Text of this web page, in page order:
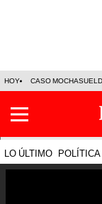
HOY CASO
LO ÚLTIMO POLÍTICA